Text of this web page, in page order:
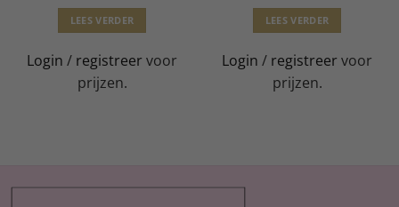
LEES VERDER
Login / registreer voor
prijzen.
LEES VERDER
Login / registreer voor
prijzen.